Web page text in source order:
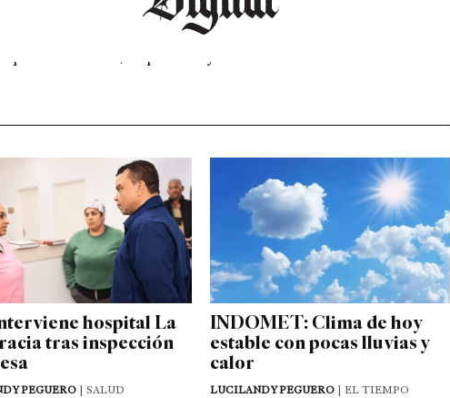
Social, egresada de la universidad O&M. Periodista de
como un poder social al servicio de quienes no tienen voz y trabajo
hospital La
tras inspección
PEGUERO| SALUD
INDOMET: Clima de hoy
estable con pocas lluvias y
calor
LUCILANDY PEGUERO | EL TIEMPO